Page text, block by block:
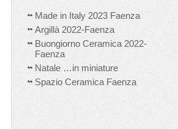
Made in Italy 2023 Faenza
Argillà 2022-Faenza
Buongiorno Ceramica 2022-
Faenza
Natale …in miniature
Spazio Ceramica Faenza